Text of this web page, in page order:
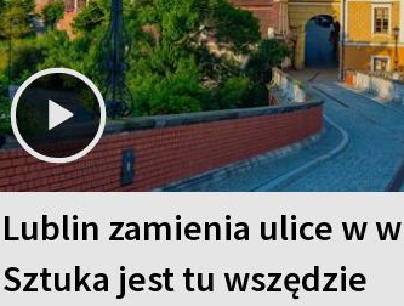
Lublin zamienia ulice w
Sztuka jest tu wszędzie